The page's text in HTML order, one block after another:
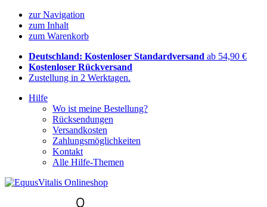
zur Navigation
zum Inhalt
zum Warenkorb
Deutschland: Kostenloser Standardversand ab 54,90 €
Kostenloser Rückversand
Zustellung in 2 Werktagen.
Hilfe
Wo ist meine Bestellung?
Rücksendungen
Versandkosten
Zahlungsmöglichkeiten
Kontakt
Alle Hilfe-Themen